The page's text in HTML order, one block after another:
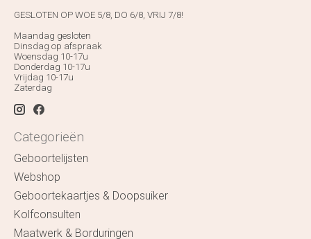
GESLOTEN OP WOE 5/8, DO 6/8, VRIJ 7/8!
Maandag gesloten
Dinsdag op afspraak
Woensdag 10-17u
Donderdag 10-17u
Vrijdag 10-17u
Zaterdag
Categorieën
Geboortelijsten
Webshop
Geboortekaartjes & Doopsuiker
Kolfconsulten
Maatwerk & Borduringen